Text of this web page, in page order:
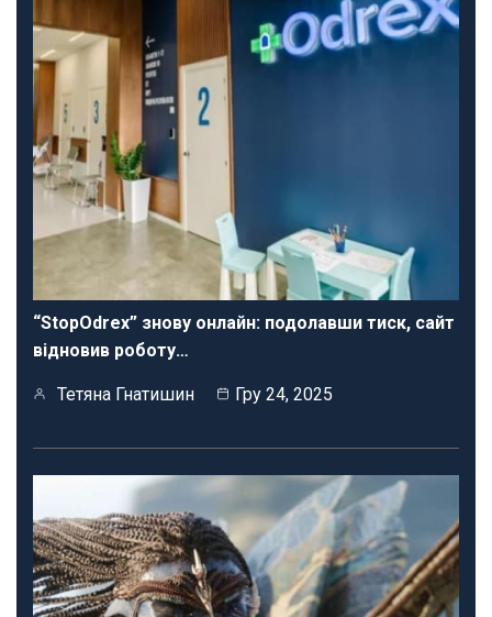
“StopOdrex” знову онлайн: подолавши тиск, сайт
відновив роботу…
Тетяна Гнатишин Гру 24, 2025